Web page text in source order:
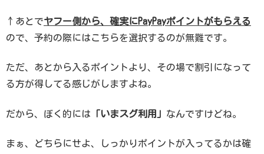
↑あとでヤフー側から、確実にPayPayポイントがもらえる
ので、予約の際にはこちらを選択するのが無難です。
ただ、あとから入るポイントより、その場で割引になって
る方が得してる感じがしますよね。
だから、ぼく的には 「いまスグ利用」 なんですけどね。
まぁ、どちらにせよ、しっかりポイントが入ってるかは確